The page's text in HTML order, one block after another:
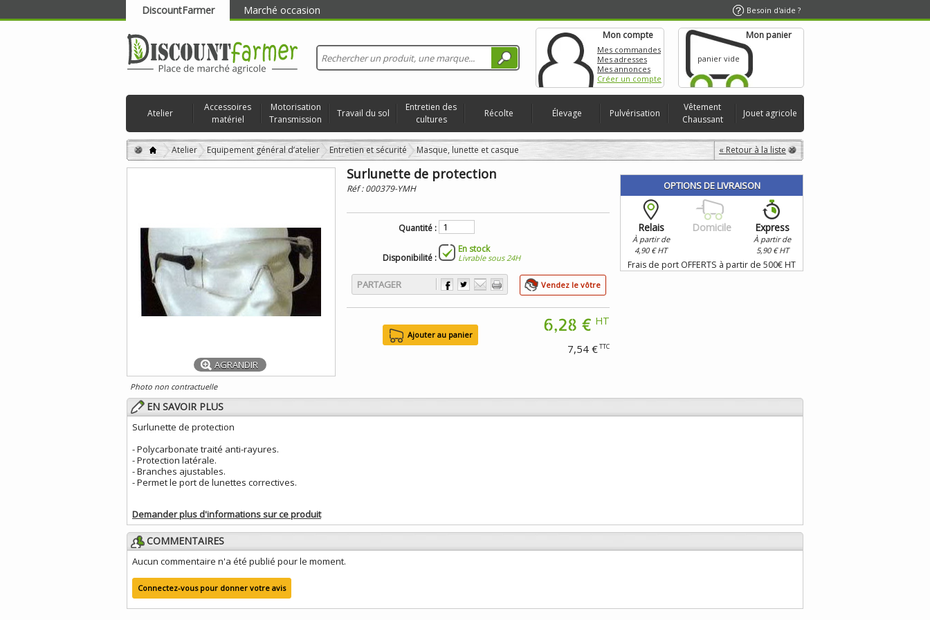
DiscountFarmer Marché occasion Besoin d'aide ?
RECHERCHER
Mon compte
Mes commandes
Mes adresses
Mes annonces
Créer un compte
Mon panier
panier vide
Atelier
Accessoires
matériel
Motorisation
Transmission
Travail du sol
Entretien des
cultures
Récolte Élevage Pulvérisation
Vêtement
Chaussant
Jouet agricole
« Retour à la liste
Atelier Equipement général d’atelier Entretien et sécurité Masque, lunette et casque
AGRANDIR
Photo non contractuelle
Surlunette de protection
Réf :000379-YMH
Quantité :
Disponibilité :
En stock
Livrable sous 24H
PARTAGER Vendez le vôtre
6,28 € HT
7,54 €TTC
OPTIONS DE LIVRAISON
Relais
À partir de
4,90 € HT
Domicile Express
À partir de
5,90 € HT
Frais de port OFFERTS à partir de 500€ HT
EN SAVOIR PLUS
Surlunette de protection
- Polycarbonate traité anti-rayures.
- Protection latérale.
- Branches ajustables.
- Permet le port de lunettes correctives.
Demander plus d'informations sur ce produit
COMMENTAIRES
Aucun commentaire n'a été publié pour le moment.
Connectez-vous pour donner votre avis